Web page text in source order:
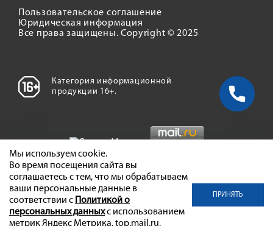
Пользовательское соглашение
Юридическая информация
Все права защищены. Copyright © 2025
Категория информационной
продукции 16+.
Мы используем cookie.
Во время посещения сайта вы
соглашаетесь с тем, что мы обрабатываем
ваши персональные данные в
соответствии с Политикой о
персональных данныхс использованием
метрик Яндекс Метрика, top.mail.ru,
ПРИНЯТЬ